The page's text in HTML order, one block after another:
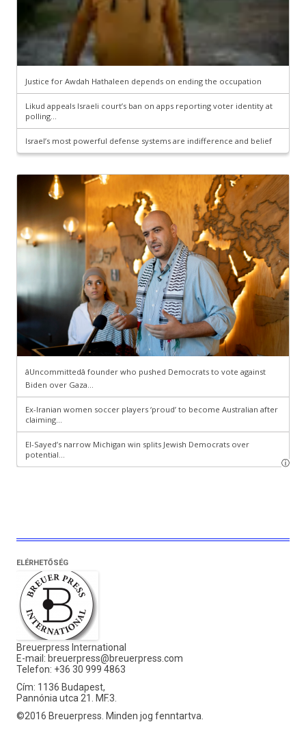
ELÉRHETŐSÉG
Breuerpress International
E-mail: breuerpress@breuerpress.com
Telefon: +36 30 999 4863
Cím: 1136 Budapest,
Pannónia utca 21. MF.3.
©2016 Breuerpress. Minden jog fenntartva.